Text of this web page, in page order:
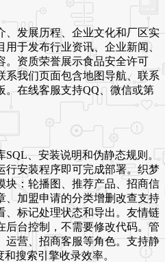
、发展历程、企业文化和厂区实
于发布行业资讯、企业新闻、
。资质荣誉展示食品安全许可
系我们页面包含地图导航、联系
。在线客服支持QQ、微信或第
、安装说明和伪静态规则。
行安装程序即可完成部署。织梦
块：轮播图、推荐产品、招商信
、加盟申请的分类增删改查支持
、标记处理状态和导出。友情链
后台控制，不需要修改代码。管
运营、招商客服等角色。支持静
搜索引擎收录效率。